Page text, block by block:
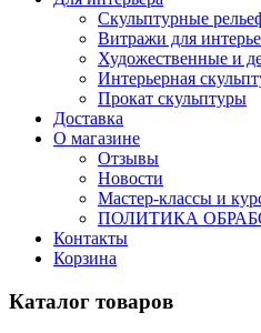
Скульптурные
Витражи для
Художественные и
Интерьерная
Прокат скульптуры
Доставка
О магазине
Отзывы
Новости
Мастер-классы и
ПОЛИТИКА
Контакты
Корзина
Каталог товаров